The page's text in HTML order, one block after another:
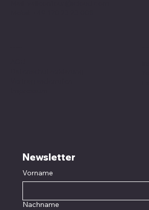
Newsletter
Vorname
Nachname